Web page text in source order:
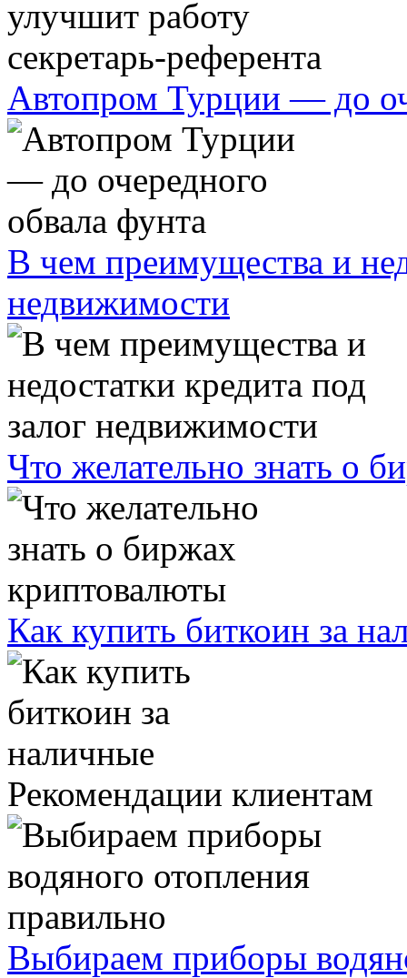
Автопром Турции — до
В чем преимущества и
недвижимости
Что желательно знать о
Как купить биткоин за
Рекомендации клиентам
Выбираем приборы